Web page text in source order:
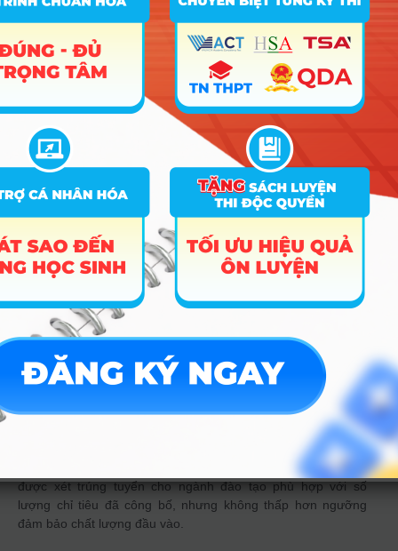
Mức điểm ưu tiên áp dụng cho nhóm đối tượng UT1 (gồm các
đối tượng 01 đến 04) là 2,0 điểm và cho nhóm đối tượng UT2
(gồm các đối tượng 05 đến 07) là 1,0 điểm;
Thí sinh thuộc nhiều diện đối tượng chính sách chỉ được tính
một mức điểm ưu tiên cao nhất.
Các mức điểm ưu tiên tương ứng với tổng điểm 3 bài thi/môn
thi (trong tổ hợp môn xét tuyển) theo thang điểm 10 đối với
từng bài thi/môn thi (không nhân hệ số).
(c) Điểm cộng cho chứng chỉ quốc tế được làm tròn đến hai
chữ số thập phân trước khi cộng vào điểm xét tuyển.
Chứng chỉ tiếng Anh quốc tế: (chỉ chọn 1 trong 2: IELTS hoặc
TOEFL iBT)
Điểm cộng: IELTS = 0,9 x điểm IELTS/9 hoặc TOEFL iBT= 0,9
x điểm TOEFL iBT/120
– Điểm trúng tuyển: là điểm xét tuyển thấp nhất mà thí sinh
được xét trúng tuyển cho ngành đào tạo phù hợp với số
lượng chỉ tiêu đã công bố, nhưng không thấp hơn ngưỡng
đảm bảo chất lượng đầu vào.